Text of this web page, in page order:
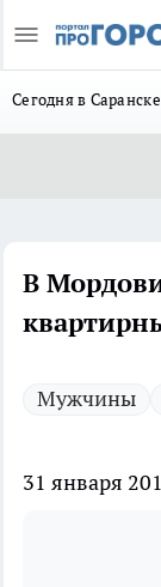
Сегодня в Саранске
В
Мужчины
31 января